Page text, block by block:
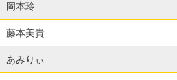
岡本玲
藤本美貴
あみりぃ